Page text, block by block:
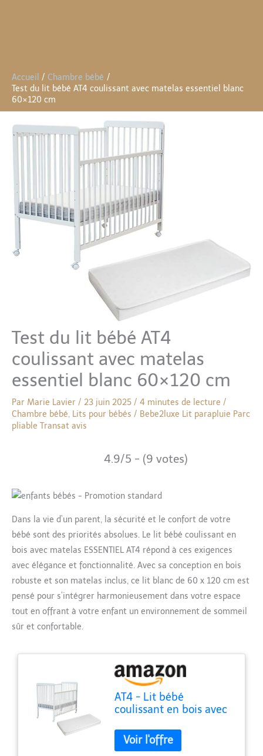
Accueil
Chambre bébé
Test du lit bébé AT4 coulissant avec matelas essentiel blanc
60×120 cm
Test du lit bébé AT4
coulissant avec matelas
essentiel blanc 60×120 cm
Par Marie Lavier / 23 juin 2025 / 4 minutes de lecture /
Chambre bébé, Lits pour bébés / Bebe2luxe Lit parapluie Parc
pliable Transat avis
4.9/5 - (9 votes)
Dans la vie d’un parent, la sécurité et le confort de votre
bébé sont des priorités absolues. Le lit bébé coulissant en
bois avec matelas ESSENTIEL AT4 répond à ces exigences
avec élégance et fonctionnalité. Avec sa conception en bois
robuste et son matelas inclus, ce lit blanc de 60 x 120 cm est
pensé pour s’intégrer harmonieusement dans votre espace
tout en offrant à votre enfant un environnement de sommeil
sûr et confortable.
AT4 - Lit bébé
coulissant en bois avec
Blanc 60 x 120 cm